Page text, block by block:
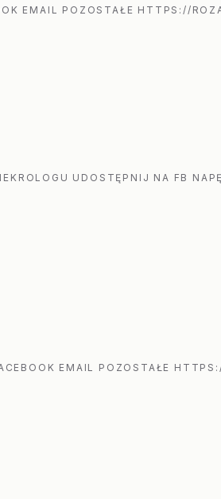
EMAIL POZOSTAŁE HTTPS://
UDOSTĘPNIJ NA FB
EMAIL POZOSTAŁE